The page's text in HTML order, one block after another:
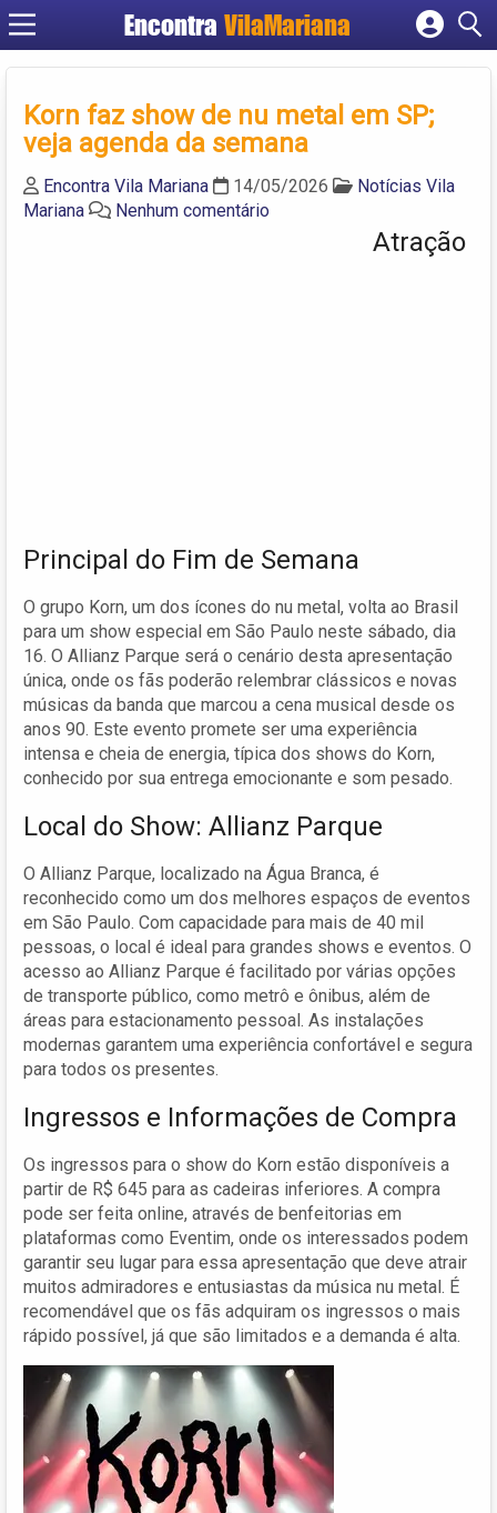
EncontraVilaMariana
Cadastrar empresa
Criar conta
Korn faz show de nu metal em SP;
veja agenda da semana
Encontra Vila Mariana 14/05/2026
Notícias Vila
Mariana
Nenhum comentário
Atração
Principal do Fim de Semana
O grupo Korn, um dos ícones do nu metal, volta ao Brasil
para um show especial em São Paulo neste sábado, dia
16. O Allianz Parque será o cenário desta apresentação
única, onde os fãs poderão relembrar clássicos e novas
músicas da banda que marcou a cena musical desde os
anos 90. Este evento promete ser uma experiência
intensa e cheia de energia, típica dos shows do Korn,
conhecido por sua entrega emocionante e som pesado.
Local do Show: Allianz Parque
O Allianz Parque, localizado na Água Branca, é
reconhecido como um dos melhores espaços de eventos
em São Paulo. Com capacidade para mais de 40 mil
pessoas, o local é ideal para grandes shows e eventos. O
acesso ao Allianz Parque é facilitado por várias opções
de transporte público, como metrô e ônibus, além de
áreas para estacionamento pessoal. As instalações
modernas garantem uma experiência confortável e segura
para todos os presentes.
Ingressos e Informações de Compra
Os ingressos para o show do Korn estão disponíveis a
partir de R$ 645 para as cadeiras inferiores. A compra
pode ser feita online, através de benfeitorias em
plataformas como Eventim, onde os interessados podem
garantir seu lugar para essa apresentação que deve atrair
muitos admiradores e entusiastas da música nu metal. É
recomendável que os fãs adquiram os ingressos o mais
rápido possível, já que são limitados e a demanda é alta.